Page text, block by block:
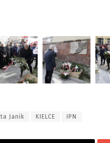
Janik KIELCE IPN